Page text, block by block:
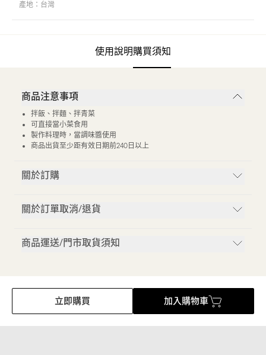
產地： 台灣
使用說明購買須知
商品注意事項
拌飯、拌麵、拌青菜
可直接當小菜食用
製作料理時，當調味醬使用
商品出貨至少距有效日期前240日以上
關於訂購
關於訂單取消/退貨
商品運送/門市取貨須知
立即購買 加入購物車